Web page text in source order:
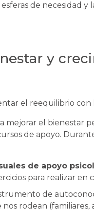
de necesidad y
y
el reequilibrio con
mejorar el bienestar
de apoyo.
de apoyo
para realizar en
de
rodean (familiares,